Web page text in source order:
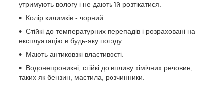
утримують вологу і не дають їй розтікатися.
Колір килимків - чорний.
Стійкі до температурних перепадів і розраховані на
експлуатацію в будь-яку погоду.
Мають антиковзкі властивості.
Водонепроникні, стійкі до впливу хімічних речовин,
таких як бензин, мастила, розчинники.